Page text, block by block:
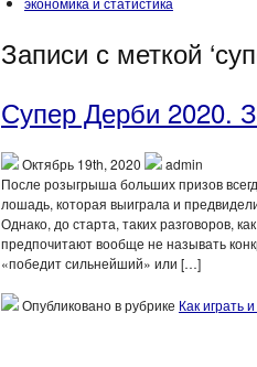
Записи с меткой
Супер Дерби 2020.
Октябрь 19th, 2020
admin
После розыгрыша больших призов
лошадь, которая выиграла и
Однако, до старта, таких разговоров,
предпочитают вообще не называть
«победит сильнейший» или […]
Опубликовано в рубрике Как играть